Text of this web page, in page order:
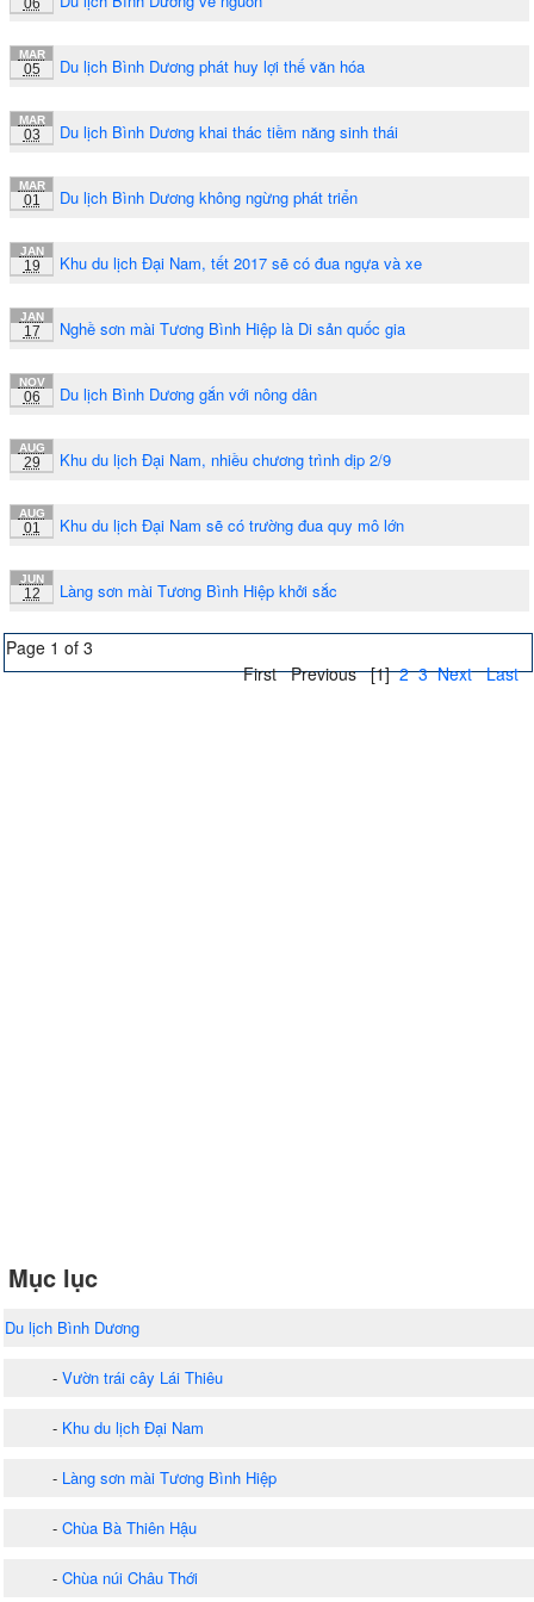
06
MAR
05 Du lịch Bình Dương phát huy lợi thế văn hóa
MAR
03 Du lịch Bình Dương khai thác tiềm năng sinh thái
MAR
01 Du lịch Bình Dương không ngừng phát triển
JAN
19 Khu du lịch Đại Nam, tết 2017 sẽ có đua ngựa và xe
JAN
17 Nghề sơn mài Tương Bình Hiệp là Di sản quốc gia
NOV
06 Du lịch Bình Dương gắn với nông dân
AUG
29 Khu du lịch Đại Nam, nhiều chương trình dịp 2/9
AUG
01 Khu du lịch Đại Nam sẽ có trường đua quy mô lớn
JUN
12 Làng sơn mài Tương Bình Hiệp khởi sắc
Page 1 of 3
First Previous [1] 2 3 Next Last
Mục lục
Du lịch Bình Dương
- Vườn trái cây Lái Thiêu
- Khu du lịch Đại Nam
- Làng sơn mài Tương Bình Hiệp
- Chùa Bà Thiên Hậu
- Chùa núi Châu Thới